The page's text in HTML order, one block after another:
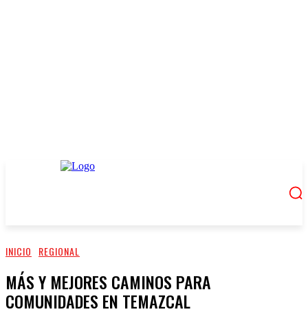
INICIO REGIONAL
MÁS Y MEJORES CAMINOS PARA
COMUNIDADES EN TEMAZCAL